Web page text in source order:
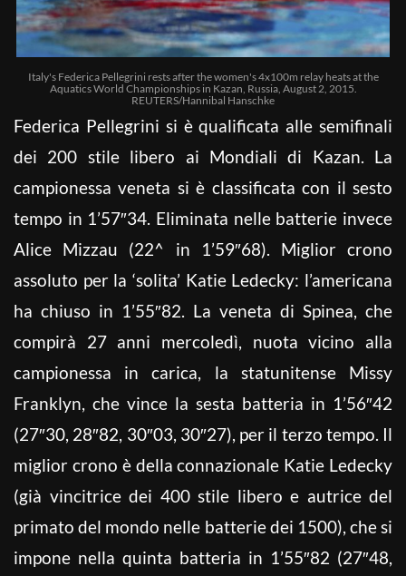
Italy's Federica Pellegrini rests after the women's 4x100m relay heats at the
Aquatics World Championships in Kazan, Russia, August 2, 2015.
REUTERS/Hannibal Hanschke
Federica Pellegrini si è qualificata alle semifinali
dei 200 stile libero ai Mondiali di Kazan. La
campionessa veneta si è classificata con il sesto
tempo in 1’57″34. Eliminata nelle batterie invece
Alice Mizzau (22^ in 1’59″68). Miglior crono
assoluto per la ‘solita’ Katie Ledecky: l’americana
ha chiuso in 1’55″82. La veneta di Spinea, che
compirà 27 anni mercoledì, nuota vicino alla
campionessa in carica, la statunitense Missy
Franklyn, che vince la sesta batteria in 1’56″42
(27″30, 28″82, 30″03, 30″27), per il terzo tempo. Il
miglior crono è della connazionale Katie Ledecky
(già vincitrice dei 400 stile libero e autrice del
primato del mondo nelle batterie dei 1500), che si
impone nella quinta batteria in 1’55″82 (27″48,